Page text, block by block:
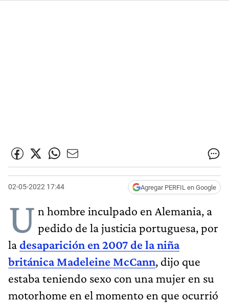
02-05-2022 17:44 Agregar PERFIL en Google
U n hombre inculpado en Alemania, a
pedido de la justicia portuguesa, por
ladesaparición en 2007 de la niña
británica Madeleine McCann, dijo que
estaba teniendo sexo con una mujer en su
motorhome en el momento en que ocurrió